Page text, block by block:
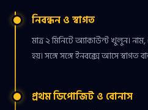
নিবন্ধন ও স্বাগত
মাত্র ২ মিনিটে অ্যাকাউন্ট খুলুন।
হয়। সঙ্গে সঙ্গে ইনবক্সে আসে স্বাগত
প্রথম ডিপোজিট ও বোনাস